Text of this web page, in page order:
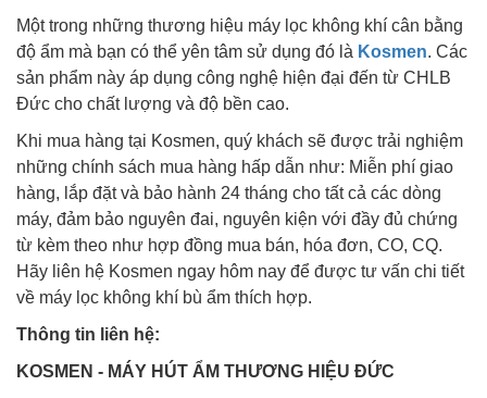
Một trong những thương hiệu máy lọc không khí cân bằng
độ ẩm mà bạn có thể yên tâm sử dụng đó là Kosmen. Các
sản phẩm này áp dụng công nghệ hiện đại đến từ CHLB
Đức cho chất lượng và độ bền cao.
Khi mua hàng tại Kosmen, quý khách sẽ được trải nghiệm
những chính sách mua hàng hấp dẫn như: Miễn phí giao
hàng, lắp đặt và bảo hành 24 tháng cho tất cả các dòng
máy, đảm bảo nguyên đai, nguyên kiện với đầy đủ chứng
từ kèm theo như hợp đồng mua bán, hóa đơn, CO, CQ.
Hãy liên hệ Kosmen ngay hôm nay để được tư vấn chi tiết
về máy lọc không khí bù ẩm thích hợp.
Thông tin liên hệ:
KOSMEN - MÁY HÚT ẨM THƯƠNG HIỆU ĐỨC